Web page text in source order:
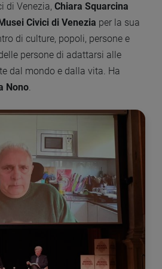
di Venezia, Chiara Squarcina
Civici di Venezia per la sua
di culture, popoli, persone e
persone di adattarsi alle
dal mondo e dalla vita. Ha
Nono.